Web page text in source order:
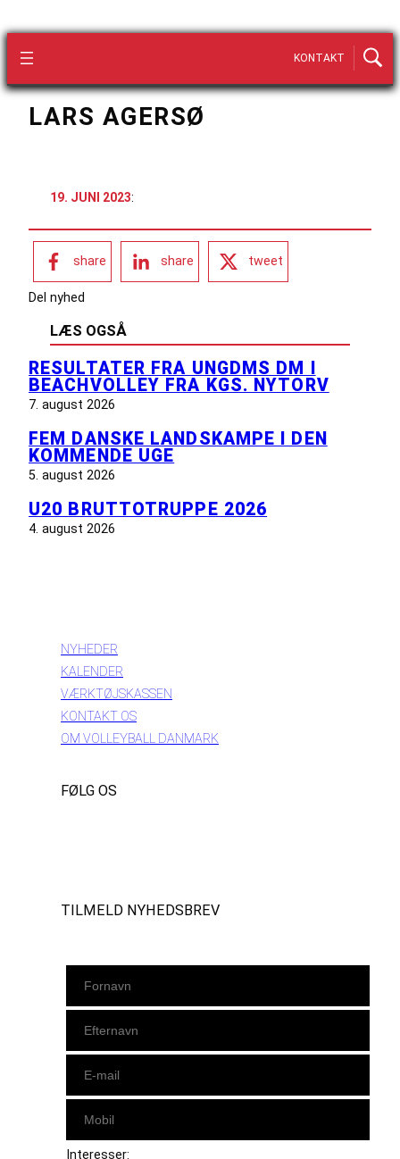
KONTAKT
LARS AGERSØ
19. JUNI 2023:
share share tweet
Del nyhed
LÆS OGSÅ
RESULTATER FRA UNGDMS DM I
BEACHVOLLEY FRA KGS. NYTORV
7. august 2026
FEM DANSKE LANDSKAMPE I DEN
KOMMENDE UGE
5. august 2026
U20 BRUTTOTRUPPE 2026
4. august 2026
NYHEDER
KALENDER
VÆRKTØJSKASSEN
KONTAKT OS
OM VOLLEYBALL DANMARK
FØLG OS
TILMELD NYHEDSBREV
Interesser: